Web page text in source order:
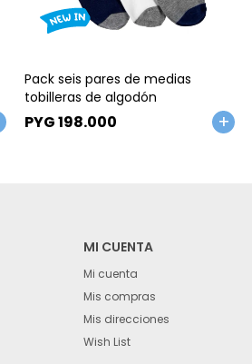
Pack seis pares de medias
tobilleras de algodón
PYG198.000
MI CUENTA
Mi cuenta
Mis compras
Mis direcciones
Wish List